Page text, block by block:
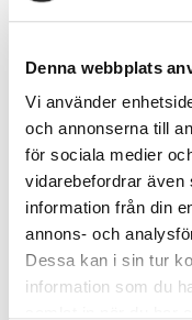
Denna webbplats
Vi använder
och annonserna till
för sociala medier
vidarebefordrar även
information från din
annons- och
Dessa kan i sin tur
information som du
Rapportera
Läs av och